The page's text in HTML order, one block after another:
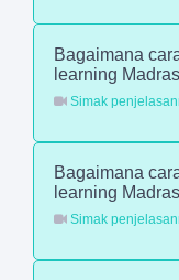
Bagaimana
learning
Simak
Bagaimana
learning
Simak